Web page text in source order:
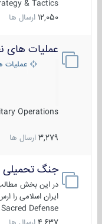
& Tactics
12,050 ارسال ها
عملیات های
عملیات
Operations
3,279 ارسال ها
جنگ تحمیلی
در این بخش
ایران اسلامی را ارس
Sacred Defense